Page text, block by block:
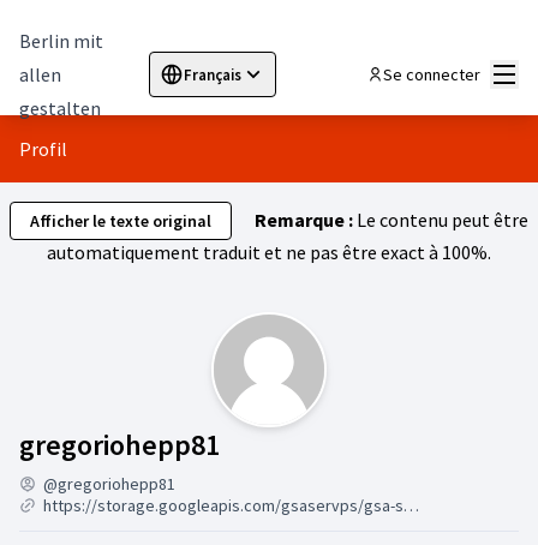
Berlin mit
allen
gestalten
Français
Sprache wählen Choose languageElegir el idioma
Se connecter
Profil
Afficher le texte original Remarque : Le contenu peut être
automatiquement traduit et ne pas être exact à 100%.
gregoriohepp81
@gregoriohepp81
https://storage.googleapis.com/gsaservps/gsa-ser-vps-online-7-24.html